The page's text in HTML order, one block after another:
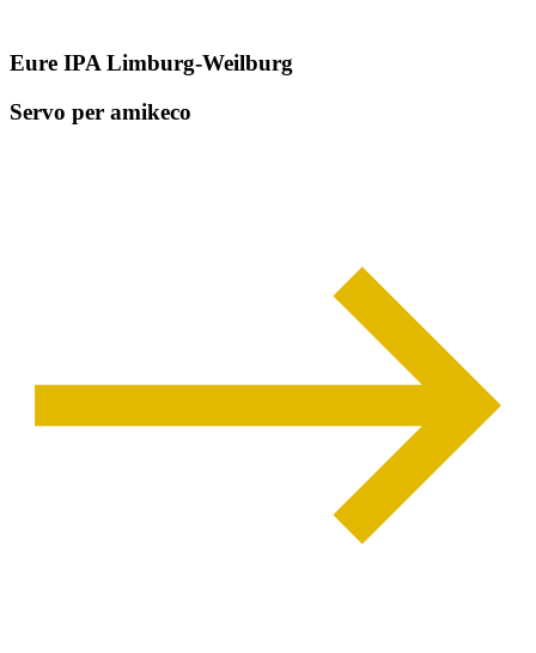
Eure IPA Limburg-Weilburg
Servo per amikeco